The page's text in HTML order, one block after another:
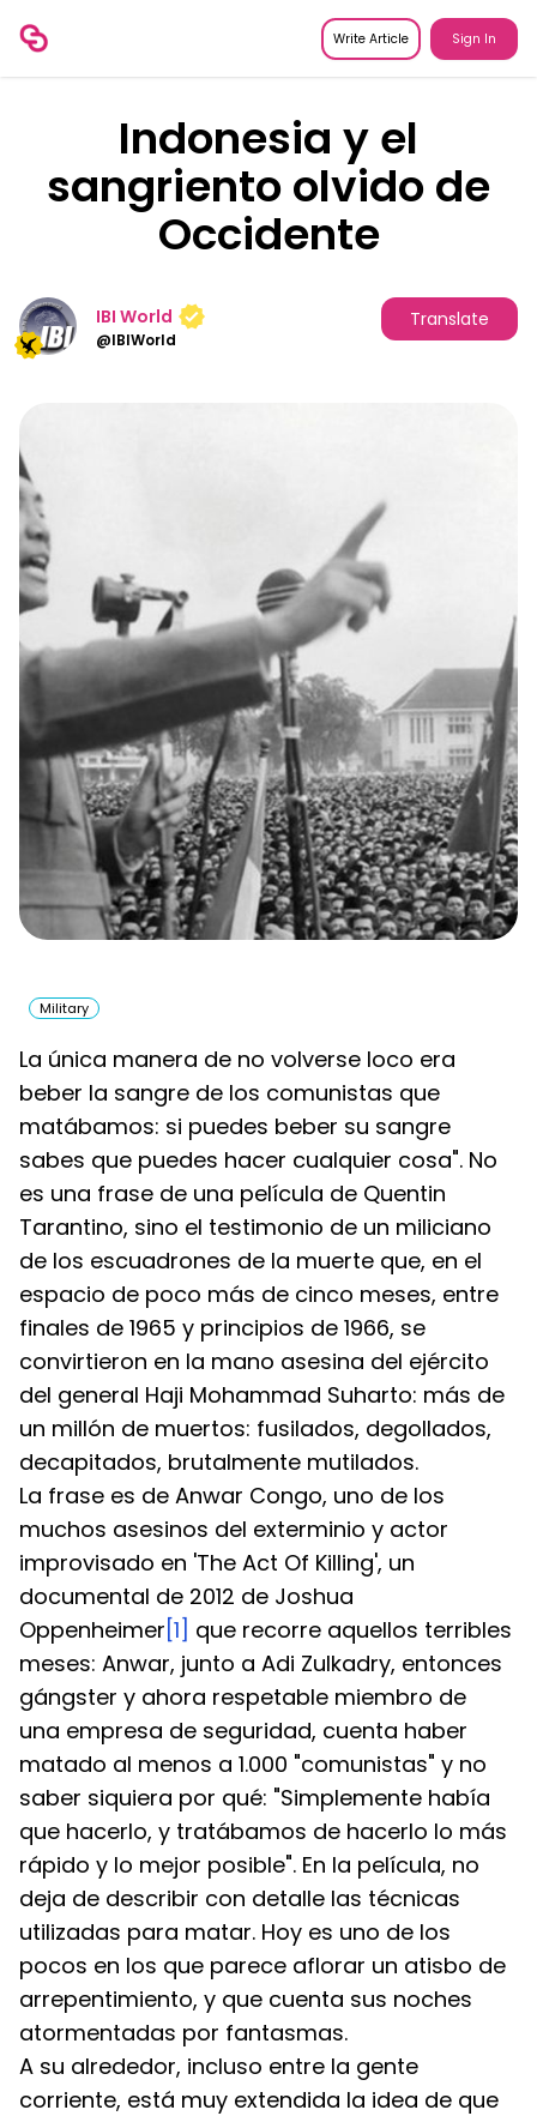
Write Article Sign In
Indonesia y el
sangriento olvido de
Occidente
IBI World
@IBIWorld
Translate
Military
La única manera de no volverse loco era
beber la sangre de los comunistas que
matábamos: si puedes beber su sangre
sabes que puedes hacer cualquier cosa". No
es una frase de una película de Quentin
Tarantino, sino el testimonio de un miliciano
de los escuadrones de la muerte que, en el
espacio de poco más de cinco meses, entre
finales de 1965 y principios de 1966, se
convirtieron en la mano asesina del ejército
del general Haji Mohammad Suharto: más de
un millón de muertos: fusilados, degollados,
decapitados, brutalmente mutilados.
La frase es de Anwar Congo, uno de los
muchos asesinos del exterminio y actor
improvisado en 'The Act Of Killing', un
documental de 2012 de Joshua
Oppenheimer [1] que recorre aquellos terribles
meses: Anwar, junto a Adi Zulkadry, entonces
gángster y ahora respetable miembro de
una empresa de seguridad, cuenta haber
matado al menos a 1.000 "comunistas" y no
saber siquiera por qué: "Simplemente había
que hacerlo, y tratábamos de hacerlo lo más
rápido y lo mejor posible". En la película, no
deja de describir con detalle las técnicas
utilizadas para matar. Hoy es uno de los
pocos en los que parece aflorar un atisbo de
arrepentimiento, y que cuenta sus noches
atormentadas por fantasmas.
A su alrededor, incluso entre la gente
corriente, está muy extendida la idea de que